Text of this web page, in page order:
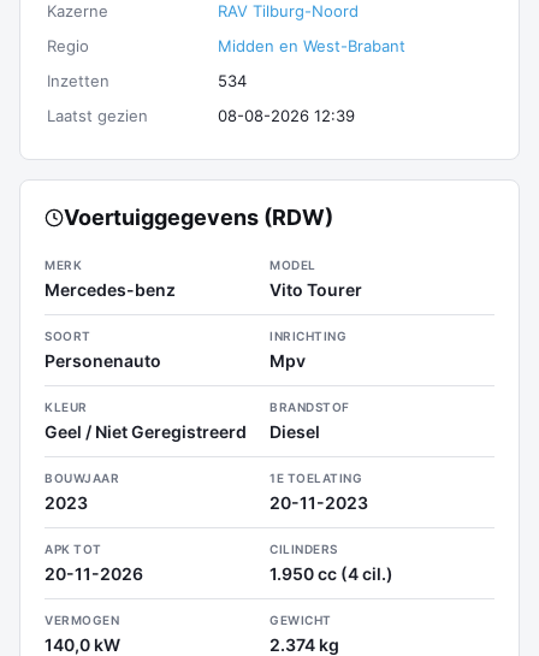
Kazerne
RAV Tilburg-Noord
Regio
Midden en West-Brabant
Inzetten
534
Laatst gezien
08-08-2026 12:39
Voertuiggegevens (RDW)
MERK
Mercedes-benz
MODEL
Vito Tourer
SOORT
Personenauto
INRICHTING
Mpv
KLEUR
Geel / Niet Geregistreerd
BRANDSTOF
Diesel
BOUWJAAR
2023
1E TOELATING
20-11-2023
APK TOT
20-11-2026
CILINDERS
1.950 cc (4 cil.)
VERMOGEN
140,0 kW
GEWICHT
2.374 kg